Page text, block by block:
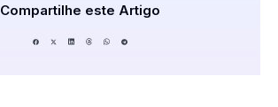
Compartilhe este Artigo